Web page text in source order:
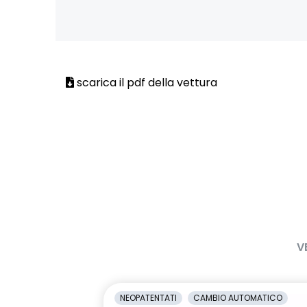
keeping assist
freno di
scarica il pdf della vettura
NEOPATENTATI CAMBIO AUTOMATICO